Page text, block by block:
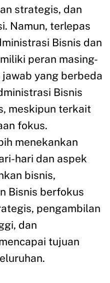
strategis, dan
Namun, terlepas
Bisnis dan
peran masing-
yang berbeda
Bisnis
meskipun terkait
fokus.
menekankan
hari dan aspek
bisnis,
Bisnis berfokus
pengambilan
dan
tujuan